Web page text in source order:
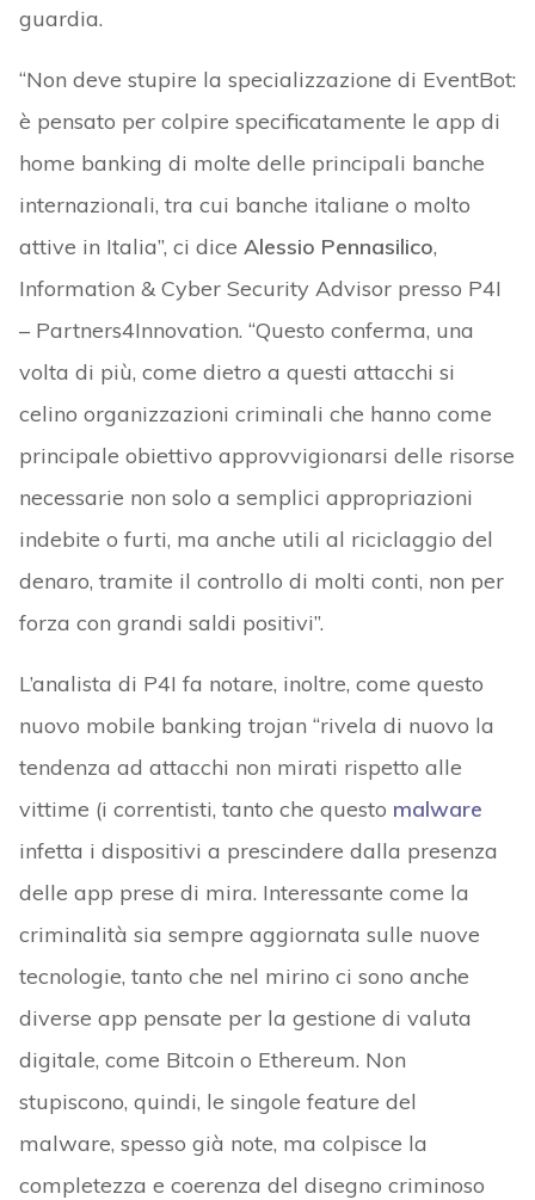
guardia.
“Non deve stupire la specializzazione di EventBot:
è pensato per colpire specificatamente le app di
home banking di molte delle principali banche
internazionali, tra cui banche italiane o molto
attive in Italia”, ci dice Alessio Pennasilico,
Information & Cyber Security Advisor presso P4I
– Partners4Innovation. “Questo conferma, una
volta di più, come dietro a questi attacchi si
celino organizzazioni criminali che hanno come
principale obiettivo approvvigionarsi delle risorse
necessarie non solo a semplici appropriazioni
indebite o furti, ma anche utili al riciclaggio del
denaro, tramite il controllo di molti conti, non per
forza con grandi saldi positivi”.
L’analista di P4I fa notare, inoltre, come questo
nuovo mobile banking trojan “rivela di nuovo la
tendenza ad attacchi non mirati rispetto alle
vittime (i correntisti, tanto che questo malware
infetta i dispositivi a prescindere dalla presenza
delle app prese di mira. Interessante come la
criminalità sia sempre aggiornata sulle nuove
tecnologie, tanto che nel mirino ci sono anche
diverse app pensate per la gestione di valuta
digitale, come Bitcoin o Ethereum. Non
stupiscono, quindi, le singole feature del
malware, spesso già note, ma colpisce la
completezza e coerenza del disegno criminoso